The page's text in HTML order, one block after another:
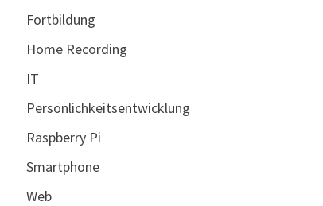
Fortbildung
Home Recording
IT
Persönlichkeitsentwicklung
Raspberry Pi
Smartphone
Web